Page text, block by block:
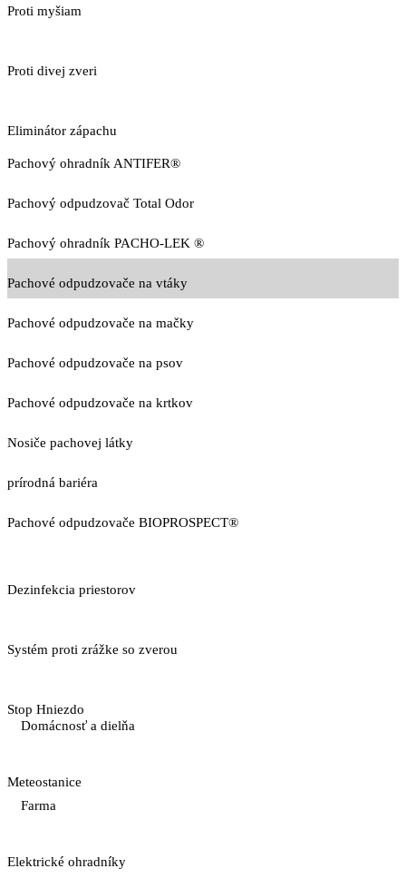
Proti myšiam
Proti divej zveri
Eliminátor zápachu
Pachový ohradník ANTIFER®
Pachový odpudzovač Total Odor
Pachový ohradník PACHO-LEK ®
Pachové odpudzovače na vtáky
Pachové odpudzovače na mačky
Pachové odpudzovače na psov
Pachové odpudzovače na krtkov
Nosiče pachovej látky
prírodná bariéra
Pachové odpudzovače BIOPROSPECT®
Dezinfekcia priestorov
Systém proti zrážke so zverou
Stop Hniezdo
Domácnosť a dielňa
Meteostanice
Farma
Elektrické ohradníky